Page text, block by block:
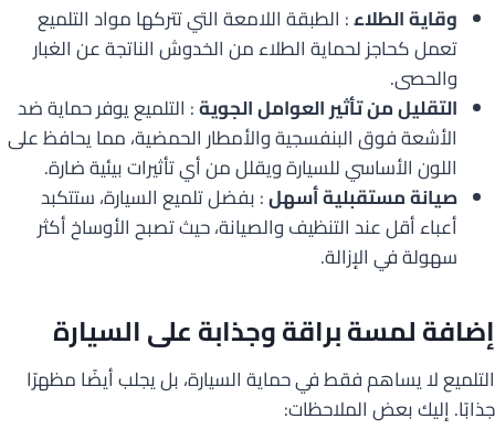
وقاية الطلاء: الطبقة اللامعة التي تتركها مواد التلميع
تعمل كحاجز لحماية الطلاء من الخدوش الناتجة عن الغبار
والحصى.
التقليل من تأثير العوامل الجوية: التلميع يوفر حماية ضد
الأشعة فوق البنفسجية والأمطار الحمضية، مما يحافظ على
اللون الأساسي للسيارة ويقلل من أي تأثيرات بيئية ضارة.
صيانة مستقبلية أسهل: بفضل تلميع السيارة، ستتكبد
أعباء أقل عند التنظيف والصيانة، حيث تصبح الأوساخ أكثر
سهولة في الإزالة.
إضافة لمسة براقة وجذابة على السيارة
التلميع لا يساهم فقط في حماية السيارة، بل يجلب أيضًا مظهرًا
جذابًا. إليك بعض الملاحظات: